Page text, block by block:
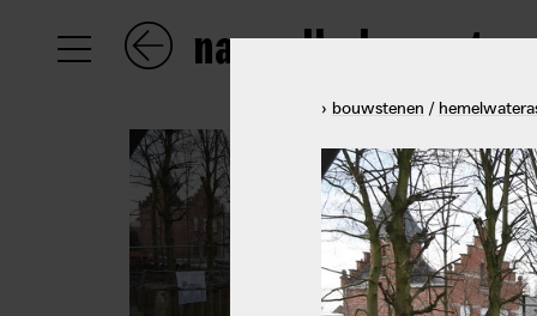
naar alle
› bouwstenen /